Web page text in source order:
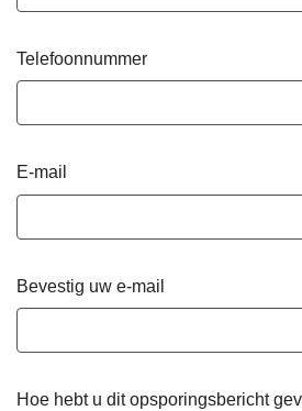
Telefoonnummer
E-mail
Bevestig uw e-mail
Hoe hebt u dit opsporingsbericht